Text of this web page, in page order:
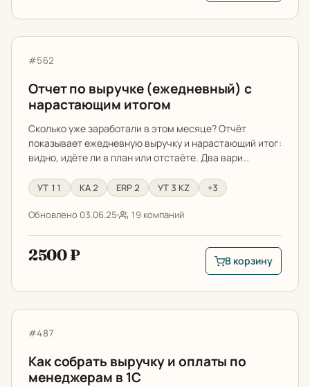
Отчет по выручке (ежедневный) с нарастающим
Артикул:
#562
Отчет по выручке (ежедневный) с
нарастающим итогом
Сколько уже заработали в этом месяце? Отчёт
показывает ежедневную выручку и нарастающий итог:
видно, идёте ли в план или отстаёте. Два вари…
УТ 11 КА 2 ERP 2 УТ 3 KZ +3
Обновлено 03.06.25 19 компаний
2500 ₽
В корзину: Отчет
В корзину
Как собрать выручку и оплаты по менеджерам в 1С
Артикул:
#487
Как собрать выручку и оплаты по
менеджерам в 1С